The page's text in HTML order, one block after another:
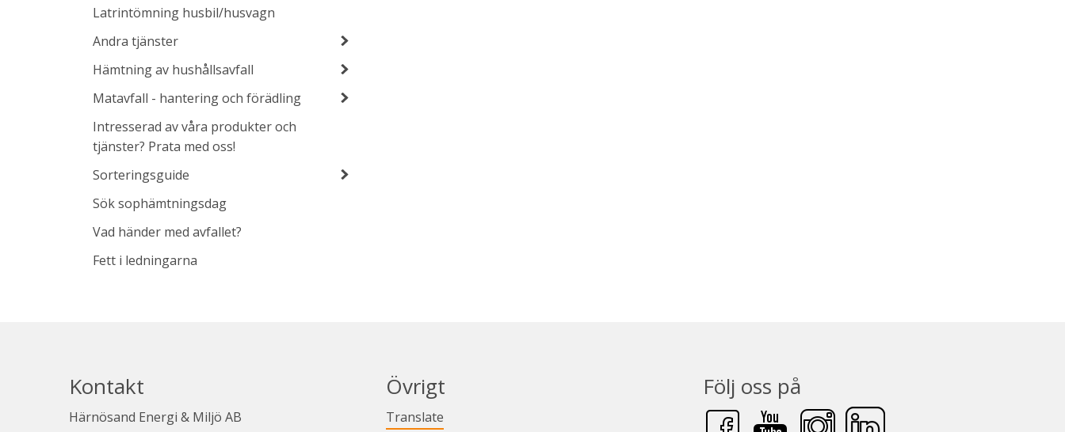
Latrintömning husbil/husvagn
Andra tjänster
Hämtning av hushållsavfall
Matavfall - hantering och förädling
Intresserad av våra produkter och
tjänster? Prata med oss!
Sorteringsguide
Sök sophämtningsdag
Vad händer med avfallet?
Fett i ledningarna
Kontakt
Härnösand Energi & Miljö AB
Övrigt
Translate
Följ oss på